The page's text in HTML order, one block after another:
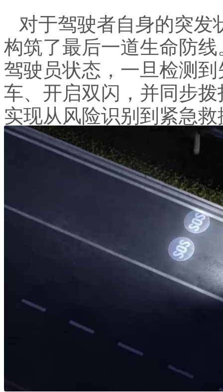
对于驾驶者自身的突发
构筑了最后一道生命防
驾驶员状态，一旦检测
车、开启双闪，并同步
实现从风险识别到紧急